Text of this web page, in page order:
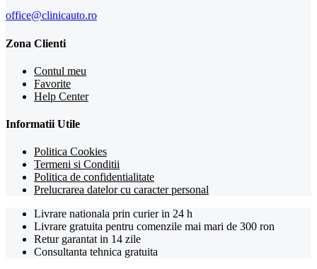
office@clinicauto.ro
Zona Clienti
Contul meu
Favorite
Help Center
Informatii Utile
Politica Cookies
Termeni si Conditii
Politica de confidentialitate
Prelucrarea datelor cu caracter personal
Livrare nationala prin curier in 24 h
Livrare gratuita pentru comenzile mai mari de 300 ron
Retur garantat in 14 zile
Consultanta tehnica gratuita